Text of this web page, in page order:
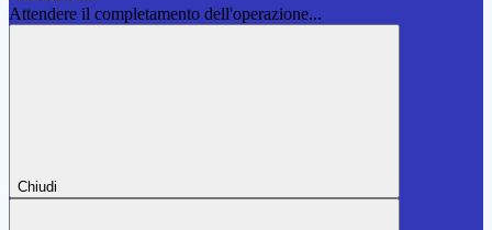
Attendere il completamento dell'operazione...
Chiudi